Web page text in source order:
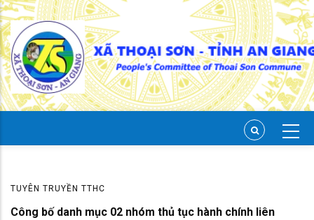
Skip
to
main
content
TUYÊN TRUYỀN TTHC
Công bố danh mục 02 nhóm thủ tục hành chính liên